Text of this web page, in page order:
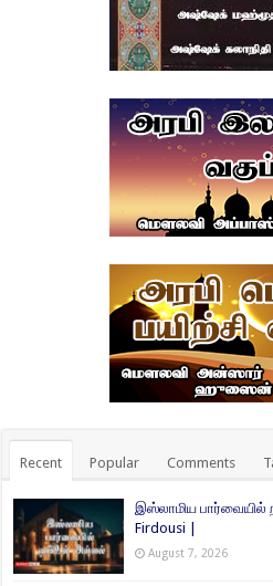
Recent Popular Comments
இஸ்லாமிய பார்வையில்
Firdousi |
August 7, 2026